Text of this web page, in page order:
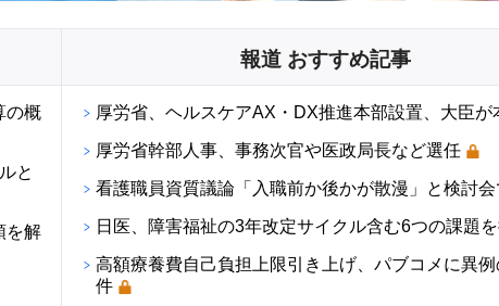
の概
と
を解
報道 おすすめ記事
厚労省、ヘルスケアAX・DX推進本部設置、大臣が
厚労省幹部人事、事務次官や医政局長など選任
看護職員資質議論「入職前か後かが散漫」と検討
日医、障害福祉の3年改定サイクル含む6つの課題
高額療養費自己負担上限引き上げ、パブコメに異
件